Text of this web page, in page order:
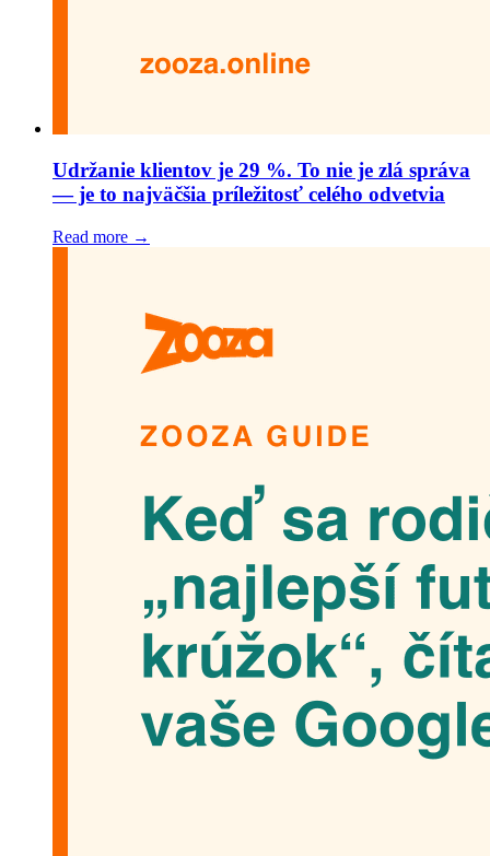
Udržanie klientov je 29 %. To nie je zlá správa
— je to najväčšia príležitosť celého odvetvia
Read more →